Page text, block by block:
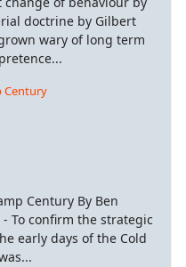
doctrine by Gilbert
wary of long term
Century
Century By Ben
To confirm the strategic
early days of the Cold